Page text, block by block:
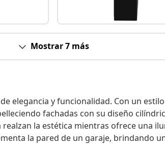
Mostrar 7 más
elegancia y funcionalidad. Con un
fachadas con su diseño
la estética mientras ofrece una
la pared de un garaje, brindando